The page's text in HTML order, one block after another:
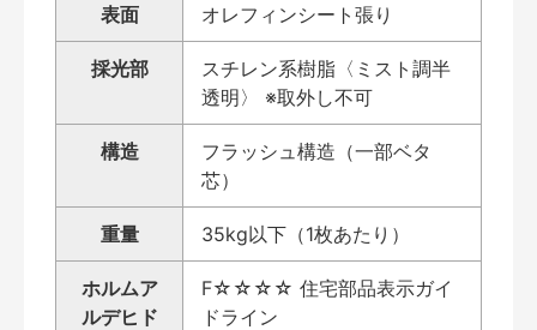
表面 オレフィンシート張り
採光部
スチレン系樹脂〈ミスト調半
透明〉 ※取外し不可
構造
フラッシュ構造（一部ベタ
芯）
重量 35kg以下（1枚あたり）
ホルムア
ルデヒド
F☆☆☆☆ 住宅部品表示ガイ
ドライン